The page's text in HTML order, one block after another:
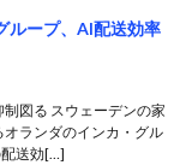
ループ、AI配送効率
図る スウェーデンの家
ランダのインカ・グル
送効[…]